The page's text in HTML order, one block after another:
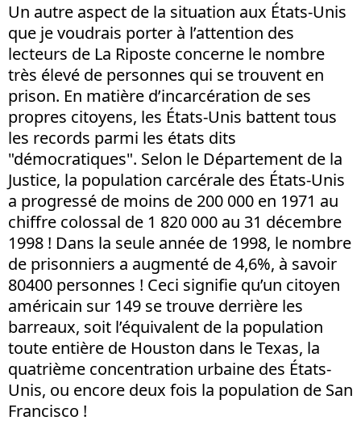
Un autre aspect de la situation aux États-Unis
que je voudrais porter à l’attention des
lecteurs de La Riposte concerne le nombre
très élevé de personnes qui se trouvent en
prison. En matière d’incarcération de ses
propres citoyens, les États-Unis battent tous
les records parmi les états dits
"démocratiques". Selon le Département de la
Justice, la population carcérale des États-Unis
a progressé de moins de 200 000 en 1971 au
chiffre colossal de 1 820 000 au 31 décembre
1998 ! Dans la seule année de 1998, le nombre
de prisonniers a augmenté de 4,6%, à savoir
80400 personnes ! Ceci signifie qu’un citoyen
américain sur 149 se trouve derrière les
barreaux, soit l’équivalent de la population
toute entière de Houston dans le Texas, la
quatrième concentration urbaine des États-
Unis, ou encore deux fois la population de San
Francisco !